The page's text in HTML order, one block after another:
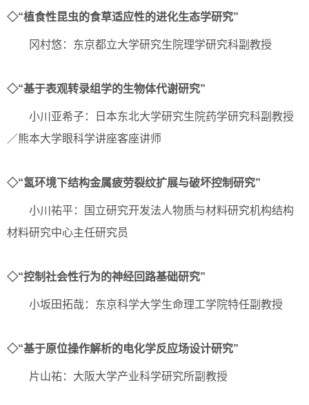
◇“植食性昆虫的食草适应性的进化生态学研究”
冈村悠：东京都立大学研究生院理学研究科副教授
◇“基于表观转录组学的生物体代谢研究”
小川亚希子：日本东北大学研究生院药学研究科副教授
／熊本大学眼科学讲座客座讲师
◇“氢环境下结构金属疲劳裂纹扩展与破坏控制研究”
小川祐平：国立研究开发法人物质与材料研究机构结构
材料研究中心主任研究员
◇“控制社会性行为的神经回路基础研究”
小坂田拓哉：东京科学大学生命理工学院特任副教授
◇“基于原位操作解析的电化学反应场设计研究”
片山祐：大阪大学产业科学研究所副教授